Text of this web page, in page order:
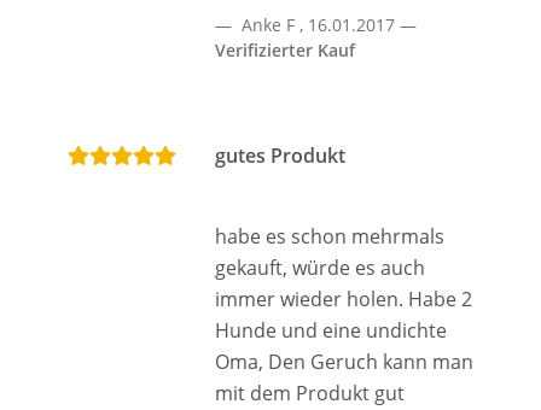
Anke F , 16.01.2017
Verifizierter Kauf
gutes Produkt
habe es schon mehrmals
gekauft, würde es auch
immer wieder holen. Habe 2
Hunde und eine undichte
Oma, Den Geruch kann man
mit dem Produkt gut